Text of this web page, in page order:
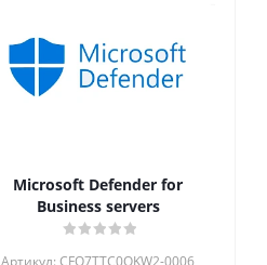
Microsoft Defender for
Business servers
Артикул: CFQ7TTC0QKW2-0006